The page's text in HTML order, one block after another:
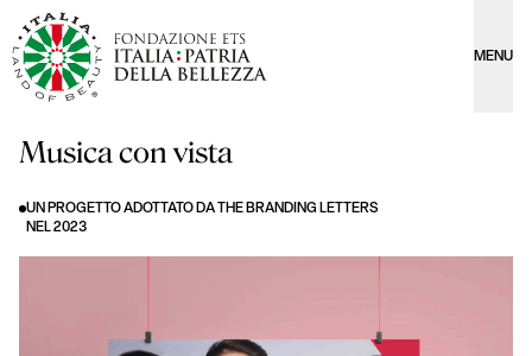
MENU
Musica con vista
UN PROGETTO ADOTTATO DA THE BRANDING LETTERS
NEL 2023